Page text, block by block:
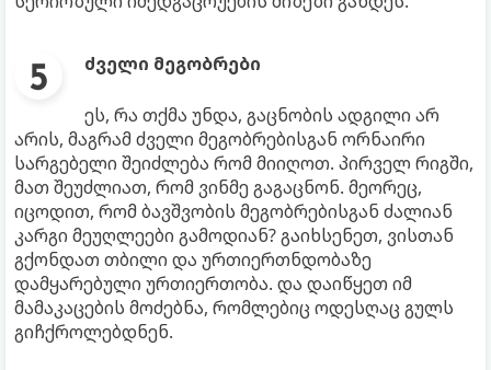
ძველი მეგობრები
ეს, რა თქმა უნდა, გაცნობის ადგილი არ
არის, მაგრამ ძველი მეგობრებისგან ორნაირი
სარგებელი შეიძლება რომ მიიღოთ. პირველ რიგში,
მათ შეუძლიათ, რომ ვინმე გაგაცნონ. მეორეც,
იცოდით, რომ ბავშვობის მეგობრებისგან ძალიან
კარგი მეუღლეები გამოდიან? გაიხსენეთ, ვისთან
გქონდათ თბილი და ურთიერთნდობაზე
დამყარებული ურთიერთობა. და დაიწყეთ იმ
მამაკაცების მოძებნა, რომლებიც ოდესღაც გულს
გიჩქროლებდნენ.